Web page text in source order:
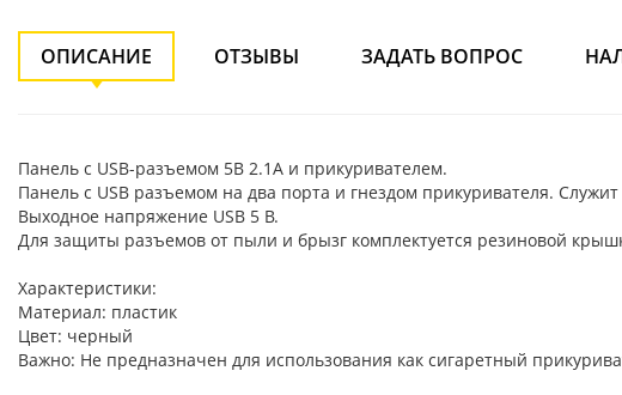
ОПИСАНИЕ ОТЗЫВЫ ЗАДАТЬ ВОПРОС
Панель с USB-разъемом 5В 2.1А и прикуривателем.
Панель с USB разъемом на два порта и гнездом прикуривателя.
Выходное напряжение USB 5 В.
Для защиты разъемов от пыли и брызг комплектуется резиновой
Характеристики:
Материал: пластик
Цвет: черный
Важно: Не предназначен для использования как сигаретный